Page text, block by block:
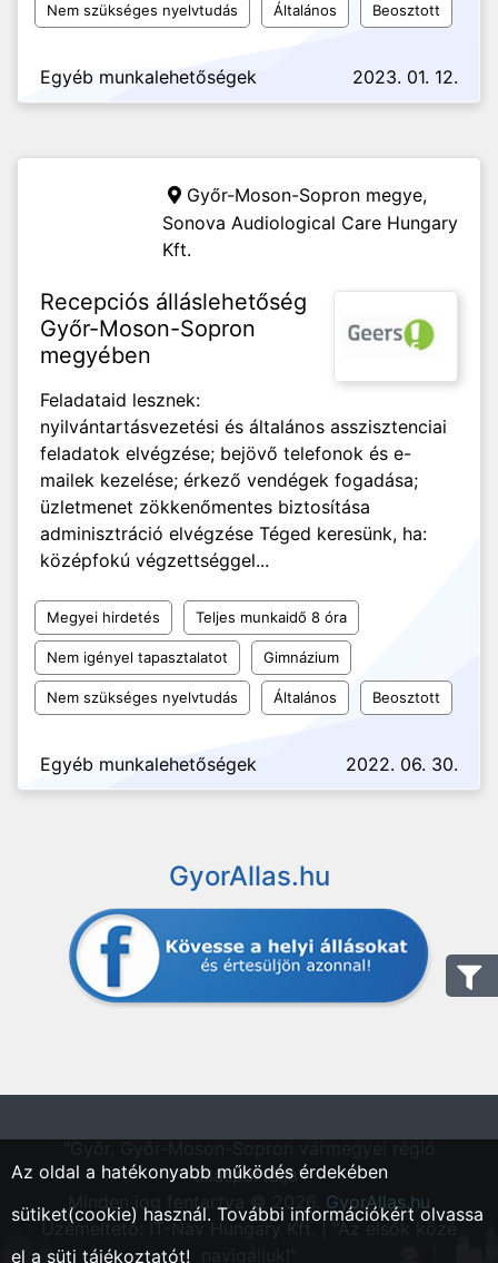
Nem szükséges nyelvtudás Általános Beosztott
Egyéb munkalehetőségek 2023. 01. 12.
Győr-Moson-Sopron megye,
Sonova Audiological Care Hungary
Kft.
Recepciós álláslehetőség
Győr-Moson-Sopron
megyében
Feladataid lesznek:
nyilvántartásvezetési és általános asszisztenciai
feladatok elvégzése; bejövő telefonok és e-
mailek kezelése; érkező vendégek fogadása;
üzletmenet zökkenőmentes biztosítása
adminisztráció elvégzése Téged keresünk, ha:
középfokú végzettséggel...
Megyei hirdetés Teljes munkaidő 8 óra
Nem igényel tapasztalatot Gimnázium
Nem szükséges nyelvtudás Általános Beosztott
Egyéb munkalehetőségek 2022. 06. 30.
GyorAllas.hu
állásportálja"
Minden jog fentartva © 2026. GyorAllas.hu
Üzemeltető: IT-Nav Hungary Kft. | "Az elsők közé
Az oldal a hatékonyabb működés érdekében
sütiket(cookie) használ. További információkért olvassa
el a süti tájékoztatót!